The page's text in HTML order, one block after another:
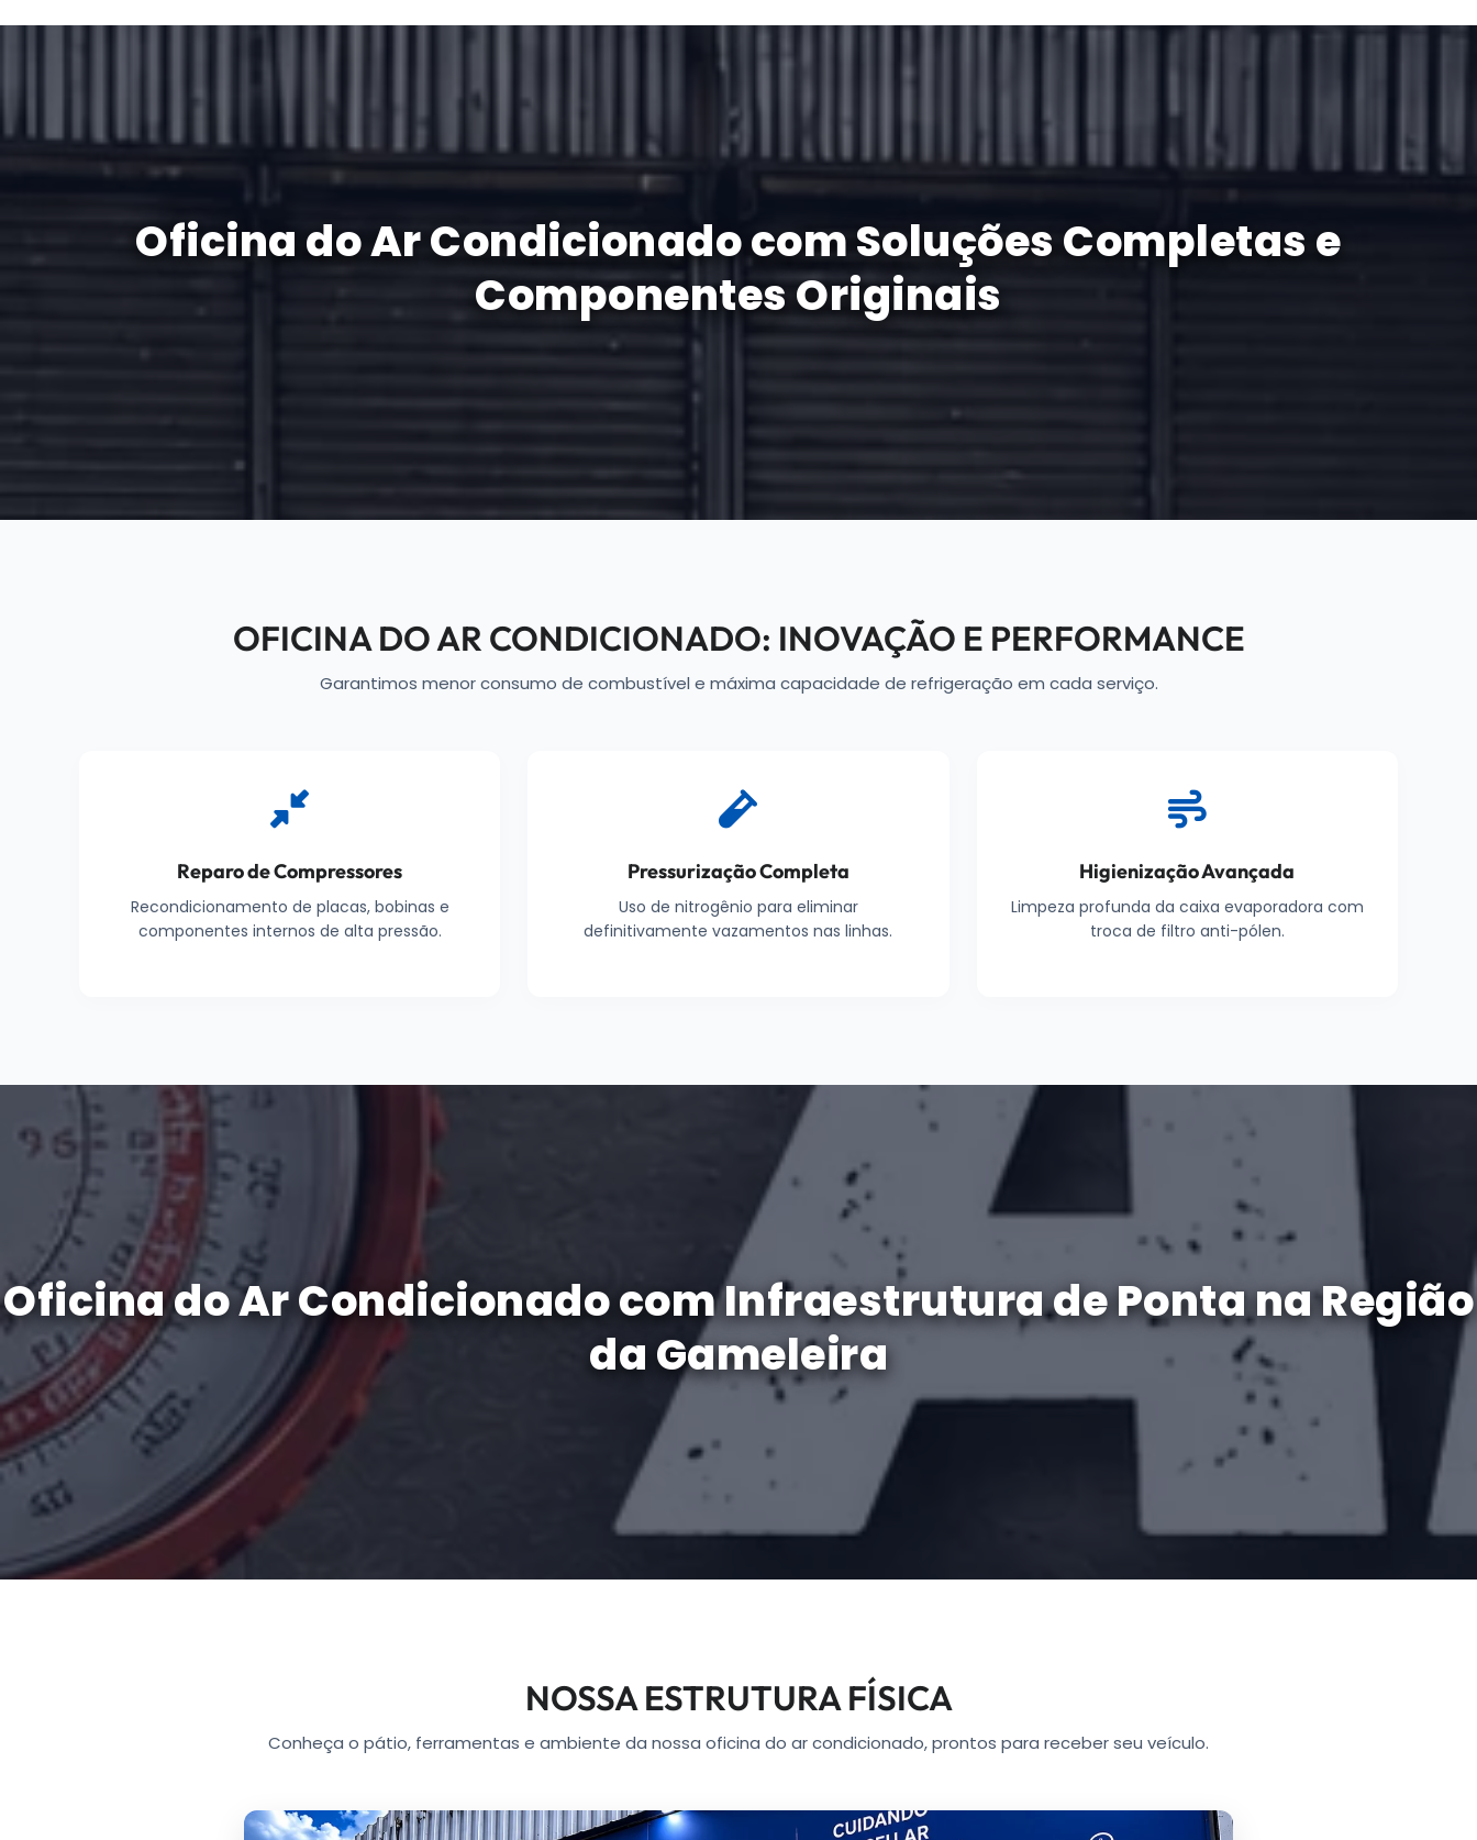
Oficina do Ar Condicionado com Soluções Completas e
Componentes Originais
OFICINA DO AR CONDICIONADO: INOVAÇÃO E PERFORMANCE
Garantimos menor consumo de combustível e máxima capacidade de refrigeração em cada serviço.
Reparo de Compressores
Recondicionamento de placas, bobinas e
componentes internos de alta pressão.
Pressurização Completa
Uso de nitrogênio para eliminar
definitivamente vazamentos nas linhas.
Higienização Avançada
Limpeza profunda da caixa evaporadora com
troca de filtro anti-pólen.
Oficina do Ar Condicionado com Infraestrutura de Ponta na Região
da Gameleira
NOSSA ESTRUTURA FÍSICA
Conheça o pátio, ferramentas e ambiente da nossa oficina do ar condicionado, prontos para receber seu veículo.